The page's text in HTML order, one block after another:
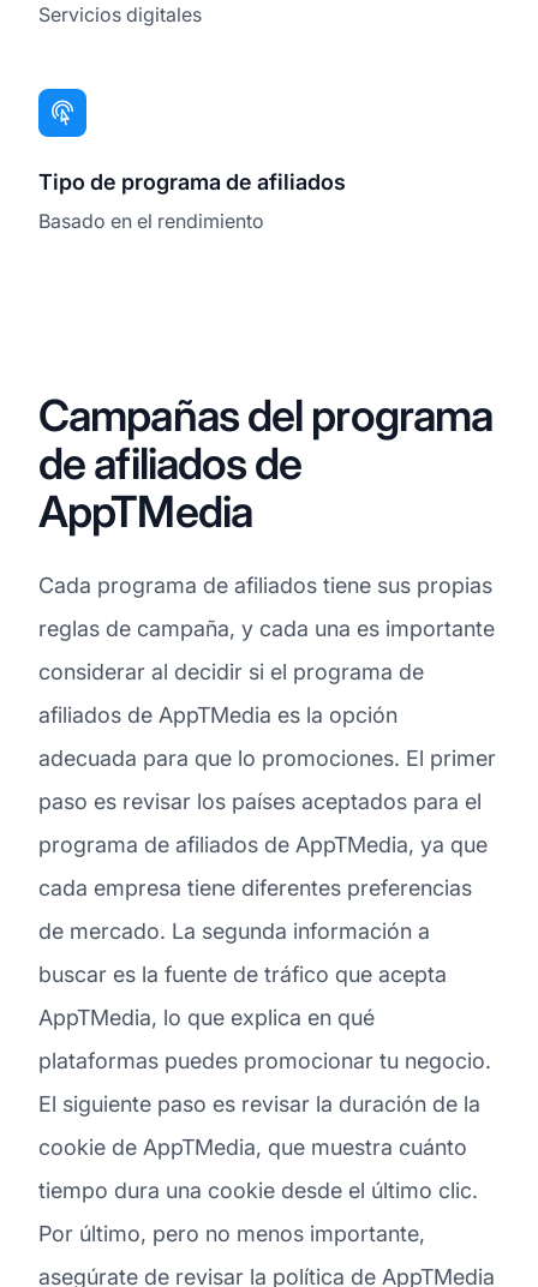
Servicios digitales
Tipo de programa de afiliados
Basado en el rendimiento
Campañas del programa
de afiliados de
AppTMedia
Cada programa de afiliados tiene sus propias
reglas de campaña, y cada una es importante
considerar al decidir si el programa de
afiliados de AppTMedia es la opción
adecuada para que lo promociones. El primer
paso es revisar los países aceptados para el
programa de afiliados de AppTMedia, ya que
cada empresa tiene diferentes preferencias
de mercado. La segunda información a
buscar es la fuente de tráfico que acepta
AppTMedia, lo que explica en qué
plataformas puedes promocionar tu negocio.
El siguiente paso es revisar la duración de la
cookie de AppTMedia, que muestra cuánto
tiempo dura una cookie desde el último clic.
Por último, pero no menos importante,
asegúrate de revisar la política de AppTMedia